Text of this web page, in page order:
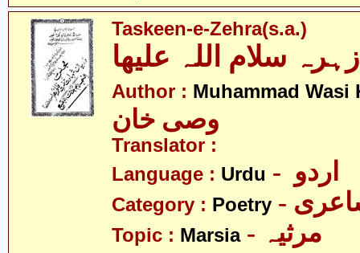
Taskeen-e-Zehra(s.a.)
سلام اللہ علیھا
Author : Muhammad Wasi
وصی خان
Translator :
Language : Urdu
Category : Poetry
Topic : Marsia - مرثیہ